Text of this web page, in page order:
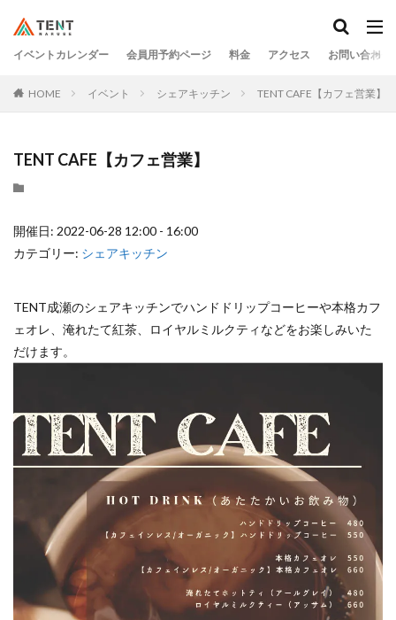
イベントカレンダー 会員用予約ページ 料金 アクセス お問い合わせ
HOME イベント シェアキッチン TENT CAFE【カフェ営業】
TENT CAFE【カフェ営業】
開催日: 2022-06-28 12:00 - 16:00
カテゴリー: シェアキッチン
TENT成瀬のシェアキッチンでハンドドリップコーヒーや本格カフ
ェオレ、淹れたて紅茶、ロイヤルミルクティなどをお楽しみいた
だけます。